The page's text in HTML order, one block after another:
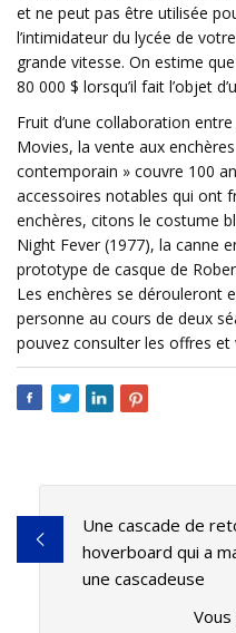
et ne peut pas être utilisée
l’intimidateur du lycée de
grande vitesse. On estime
80 000 $ lorsqu’il fait l’objet
Fruit d’une collaboration
Movies, la vente aux
contemporain » couvre 100
accessoires notables qui ont
enchères, citons le costume
Night Fever (1977), la canne
prototype de casque de
Les enchères se dérouleront
personne au cours de deux
pouvez consulter les offres et
Une cascade de
hoverboard qui a
une cascadeuse